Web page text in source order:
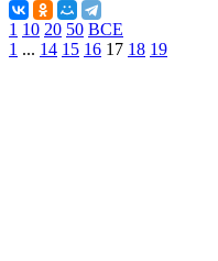
1 10 20 50 ВСЕ
1 ... 14 15 16 17 18 19